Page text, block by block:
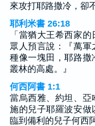
來攻打耶路撒冷，卻
耶利米書 26:18
「當猶大王希西家
眾人預言說：『萬
種像一塊田，耶路撒
叢林的高處。』
何西阿書 1:1
當烏西雅、約坦、
施的兒子耶羅波安
臨到備利的兒子何西